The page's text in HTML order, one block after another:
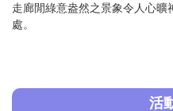
走廊閒綠意盎然之景象令人心
處。
活